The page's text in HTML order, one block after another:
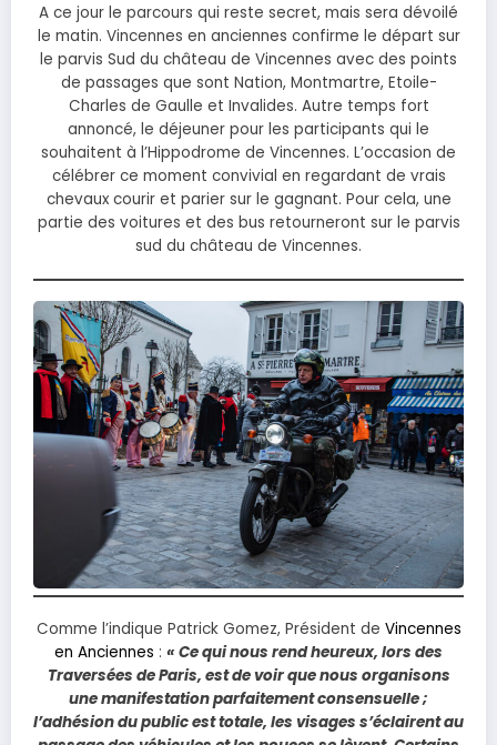
A ce jour le parcours qui reste secret, mais sera dévoilé
le matin. Vincennes en anciennes confirme le départ sur
le parvis Sud du château de Vincennes avec des points
de passages que sont Nation, Montmartre, Etoile-
Charles de Gaulle et Invalides. Autre temps fort
annoncé, le déjeuner pour les participants qui le
souhaitent à l’Hippodrome de Vincennes. L’occasion de
célébrer ce moment convivial en regardant de vrais
chevaux courir et parier sur le gagnant. Pour cela, une
partie des voitures et des bus retourneront sur le parvis
sud du château de Vincennes.
Comme l’indique Patrick Gomez, Président de Vincennes
en Anciennes : « Ce qui nous rend heureux, lors des
Traversées de Paris, est de voir que nous organisons
une manifestation parfaitement consensuelle ;
l’adhésion du public est totale, les visages s’éclairent au